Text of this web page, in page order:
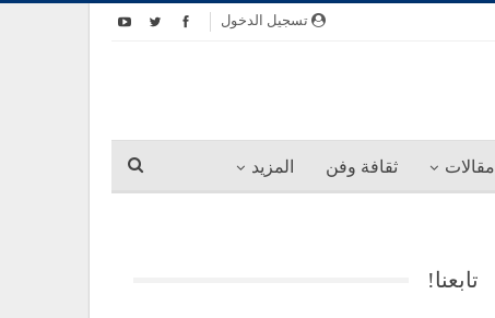
تسجيل الدخول
مقالات ثقافة وفن المزيد
تابعنا!